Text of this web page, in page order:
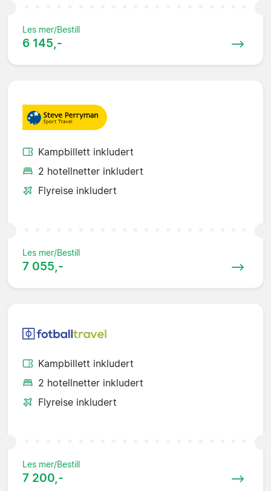
Les mer/Bestill
6 145,-
Kampbillett inkludert
2 hotellnetter inkludert
Flyreise inkludert
Les mer/Bestill
7 055,-
Kampbillett inkludert
2 hotellnetter inkludert
Flyreise inkludert
Les mer/Bestill
7 200,-